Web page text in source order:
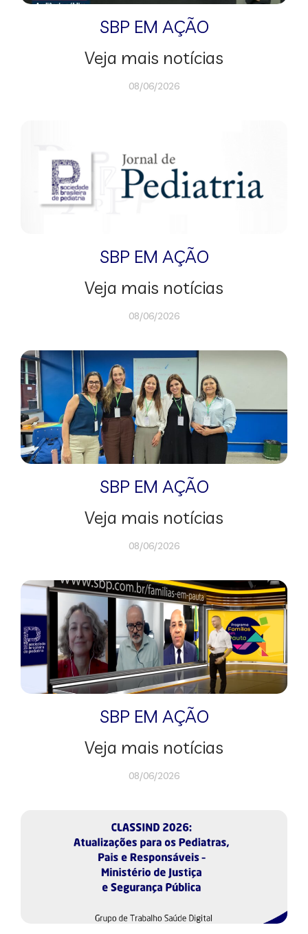
SBP EM AÇÃO
Veja mais notícias
08/06/2026
SBP EM AÇÃO
Veja mais notícias
08/06/2026
SBP EM AÇÃO
Veja mais notícias
08/06/2026
SBP EM AÇÃO
Veja mais notícias
08/06/2026